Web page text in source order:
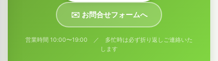
✉️ お問合せフォームへ
営業時間 10:00〜19:00 ／ 多忙時は必ず折り返しご連絡いた
します